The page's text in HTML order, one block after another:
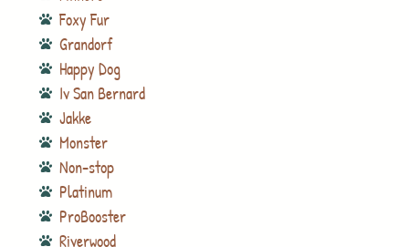
Foxy Fur
Grandorf
Happy Dog
Iv San Bernard
Jakke
Monster
Non-stop
Platinum
ProBooster
Riverwood